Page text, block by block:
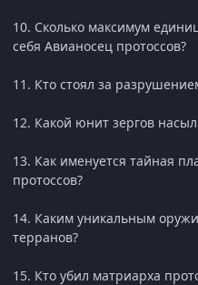
10. Сколько максимум
себя Авианосец протоссов?
11. Кто стоял за
12. Какой юнит зергов
13. Как именуется тайная
протоссов?
14. Каким уникальным
терранов?
15. Кто убил матриарха